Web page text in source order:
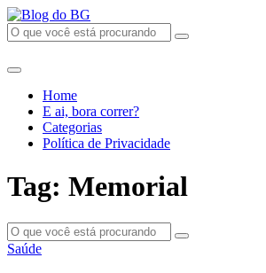
Home
E ai, bora correr?
Categorias
Política de Privacidade
Tag: Memorial
Saúde